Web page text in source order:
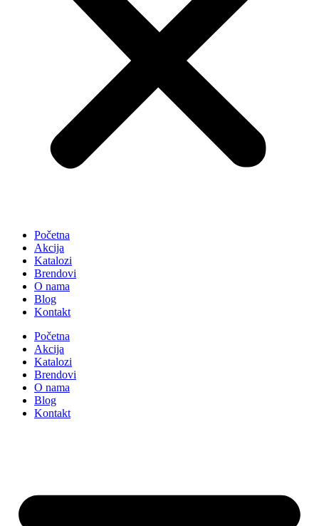
Početna
Akcija
Katalozi
Brendovi
O nama
Blog
Kontakt
Početna
Akcija
Katalozi
Brendovi
O nama
Blog
Kontakt